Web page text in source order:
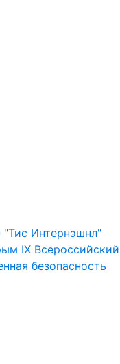
Интернэшнл"
IX Всероссийский
безопасность